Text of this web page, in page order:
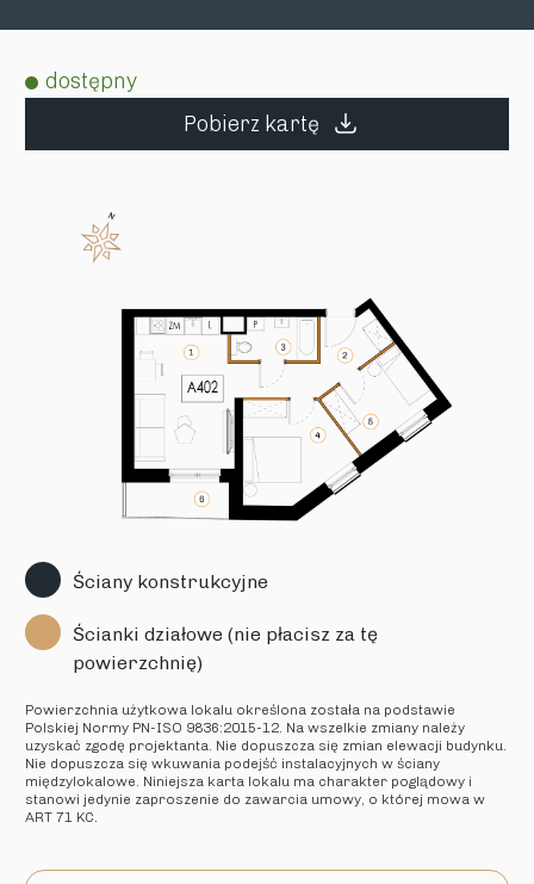
dostępny
Pobierz kartę
Ściany konstrukcyjne
Ścianki działowe (nie płacisz za tę
powierzchnię)
Powierzchnia użytkowa lokalu określona została na podstawie
Polskiej Normy PN-ISO 9836:2015-12. Na wszelkie zmiany należy
uzyskać zgodę projektanta. Nie dopuszcza się zmian elewacji budynku.
Nie dopuszcza się wkuwania podejść instalacyjnych w ściany
międzylokalowe. Niniejsza karta lokalu ma charakter poglądowy i
stanowi jedynie zaproszenie do zawarcia umowy, o której mowa w
ART 71 KC.